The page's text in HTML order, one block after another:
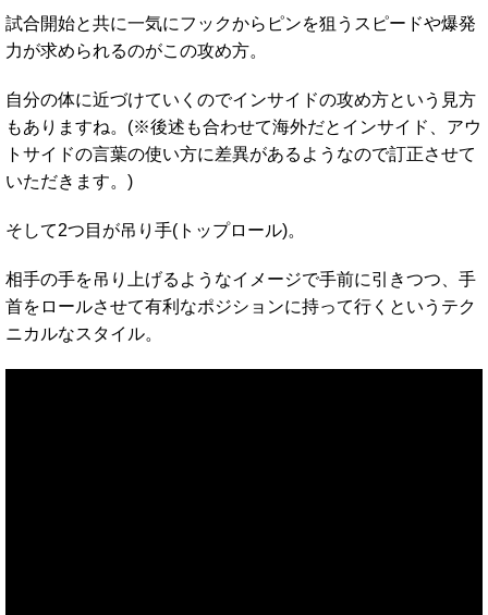
試合開始と共に一気にフックからピンを狙うスピードや爆発
力が求められるのがこの攻め方。
自分の体に近づけていくのでインサイドの攻め方という見方
もありますね。(※後述も合わせて海外だとインサイド、アウ
トサイドの言葉の使い方に差異があるようなので訂正させて
いただきます。)
そして2つ目が吊り手(トップロール)。
相手の手を吊り上げるようなイメージで手前に引きつつ、手
首をロールさせて有利なポジションに持って行くというテク
ニカルなスタイル。